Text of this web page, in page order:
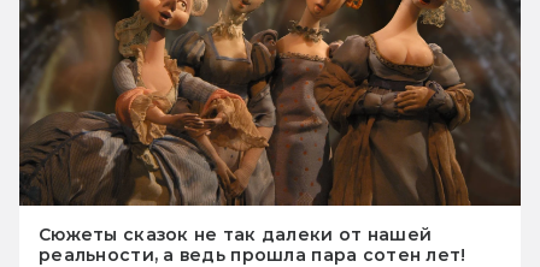
Сюжеты сказок не так далеки от нашей
реальности, а ведь прошла пара сотен лет!